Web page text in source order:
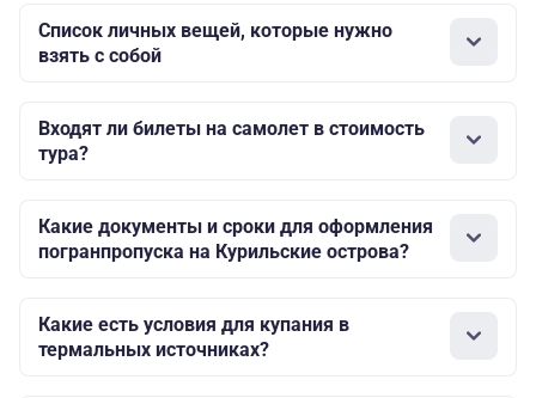
Список личных вещей, которые нужно
взять с собой
Входят ли билеты на самолет в стоимость
тура?
Какие документы и сроки для оформления
погранпропуска на Курильские острова?
Какие есть условия для купания в
термальных источниках?